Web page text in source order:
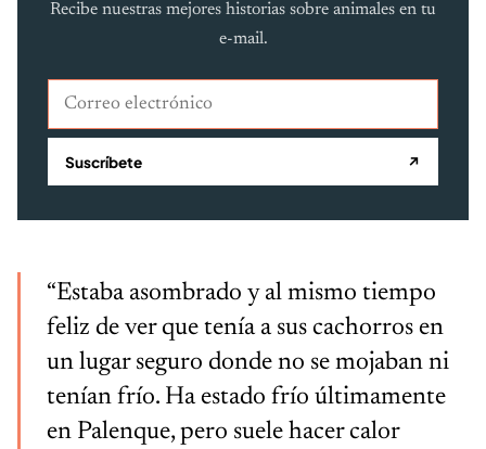
Recibe nuestras mejores historias sobre animales en tu
e-mail.
Correo electrónico
Suscríbete ↗
“Estaba asombrado y al mismo tiempo
feliz de ver que tenía a sus cachorros en
un lugar seguro donde no se mojaban ni
tenían frío. Ha estado frío últimamente
en Palenque, pero suele hacer calor